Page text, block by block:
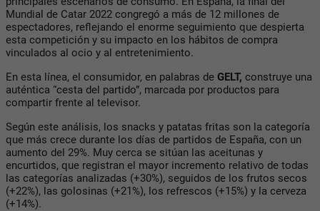
Mundial de Catar 2022 congregó a más de 12 millones de
espectadores, reflejando el enorme seguimiento que despierta
esta competición y su impacto en los hábitos de compra
vinculados al ocio y al entretenimiento.
En esta línea, el consumidor, en palabras de GELT, construye una
auténtica “cesta del partido”, marcada por productos para
compartir frente al televisor.
Según este análisis, los snacks y patatas fritas son la categoría
que más crece durante los días de partidos de España, con un
aumento del 29%. Muy cerca se sitúan las aceitunas y
encurtidos, que registran el mayor incremento relativo de todas
las categorías analizadas (+30%), seguidos de los frutos secos
(+22%), las golosinas (+21%), los refrescos (+15%) y la cerveza
(+14%).